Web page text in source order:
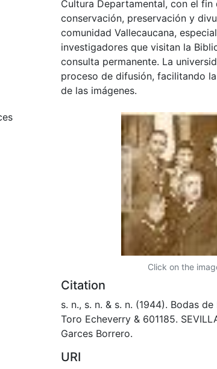
Cultura Departamental, con el fin
conservación, preservación y
comunidad Vallecaucana,
investigadores que visitan la
consulta permanente. La
proceso de difusión, facilitando
de las imágenes.
Click on the
Citation
s. n., s. n. & s. n. (1944). Bodas
Toro Echeverry & 601185.
Garces Borrero.
URI